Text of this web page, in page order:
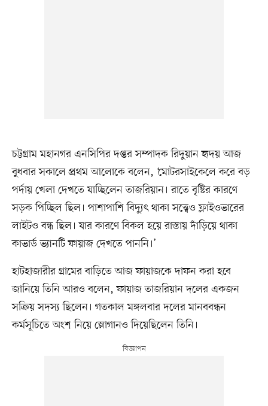
চট্টগ্রাম মহানগর এনসিপির দপ্তর সম্পাদক রিদুয়ান হৃদয় আজ
বুধবার সকালে প্রথম আলোকে বলেন, ‘মোটরসাইকেলে করে বড়
পর্দায় খেলা দেখতে যাচ্ছিলেন তাজরিয়ান। রাতে বৃষ্টির কারণে
সড়ক পিচ্ছিল ছিল। পাশাপাশি বিদ্যুৎ থাকা সত্ত্বেও ফ্লাইওভারের
লাইটও বন্ধ ছিল। যার কারণে বিকল হয়ে রাস্তায় দাঁড়িয়ে থাকা
কাভার্ড ভ্যানটি ফায়াজ দেখতে পাননি।’
হাটহাজারীর গ্রামের বাড়িতে আজ ফায়াজকে দাফন করা হবে
জানিয়ে তিনি আরও বলেন, ফায়াজ তাজরিয়ান দলের একজন
সক্রিয় সদস্য ছিলেন। গতকাল মঙ্গলবার দলের মানববন্ধন
কর্মসূচিতে অংশ নিয়ে স্লোগানও দিয়েছিলেন তিনি।